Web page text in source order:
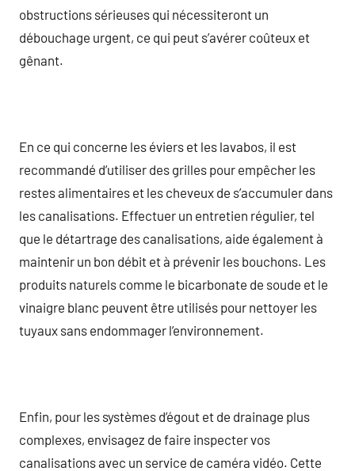
obstructions sérieuses qui nécessiteront un
débouchage urgent, ce qui peut s’avérer coûteux et
gênant.
En ce qui concerne les éviers et les lavabos, il est
recommandé d’utiliser des grilles pour empêcher les
restes alimentaires et les cheveux de s’accumuler dans
les canalisations. Effectuer un entretien régulier, tel
que le détartrage des canalisations, aide également à
maintenir un bon débit et à prévenir les bouchons. Les
produits naturels comme le bicarbonate de soude et le
vinaigre blanc peuvent être utilisés pour nettoyer les
tuyaux sans endommager l’environnement.
Enfin, pour les systèmes d’égout et de drainage plus
complexes, envisagez de faire inspecter vos
canalisations avec un service de caméra vidéo. Cette